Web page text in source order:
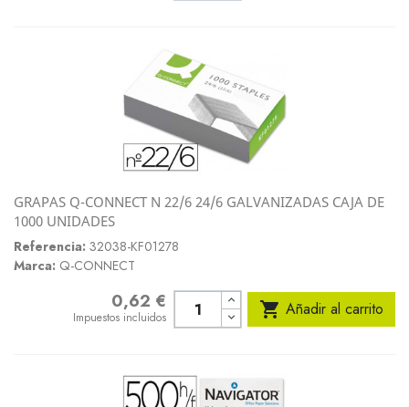
GRAPAS Q-CONNECT N 22/6 24/6 GALVANIZADAS CAJA DE
1000 UNIDADES
Referencia: 32038-KF01278
Marca: Q-CONNECT
0,62 €
Impuestos incluidos  Añadir al carrito